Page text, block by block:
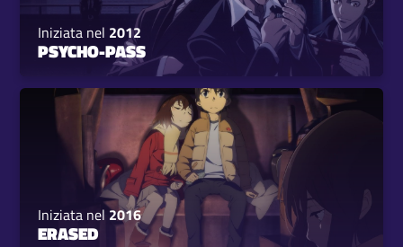
Iniziata nel 2012
PSYCHO-PASS
Iniziata nel2016
ERASED